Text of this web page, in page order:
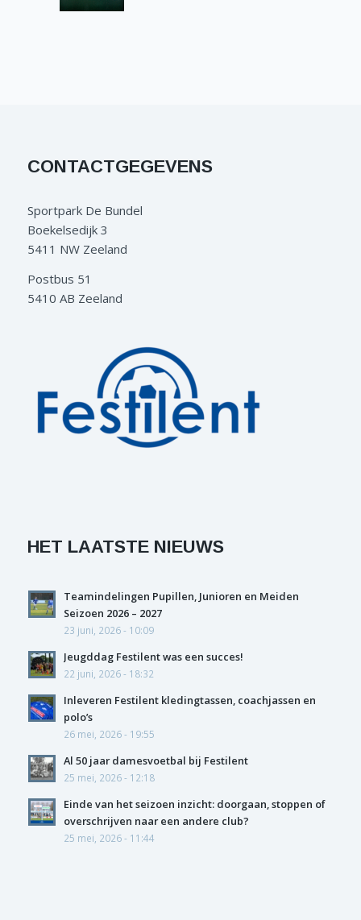
CONTACTGEGEVENS
Sportpark De Bundel
Boekelsedijk 3
5411 NW Zeeland
Postbus 51
5410 AB Zeeland
HET LAATSTE NIEUWS
Teamindelingen Pupillen, Junioren en Meiden
Seizoen 2026 – 2027
23 juni, 2026 - 10:09
Jeugddag Festilent was een succes!
22 juni, 2026 - 18:32
Inleveren Festilent kledingtassen, coachjassen en
polo’s
26 mei, 2026 - 19:55
Al 50 jaar damesvoetbal bij Festilent
25 mei, 2026 - 12:18
Einde van het seizoen inzicht: doorgaan, stoppen of
overschrijven naar een andere club?
25 mei, 2026 - 11:44